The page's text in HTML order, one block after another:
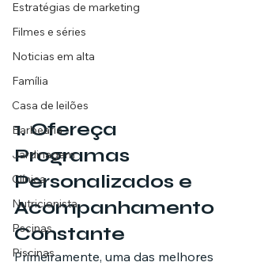
Estratégias de marketing
Filmes e séries
Noticias em alta
Família
Casa de leilões
Barbearia
Jardinagem
Clínica
Nutricionista
Pscinas
Piscinas
1. Ofereça
Programas
Personalizados e
Acompanhamento
Constante
Primeiramente, uma das melhores